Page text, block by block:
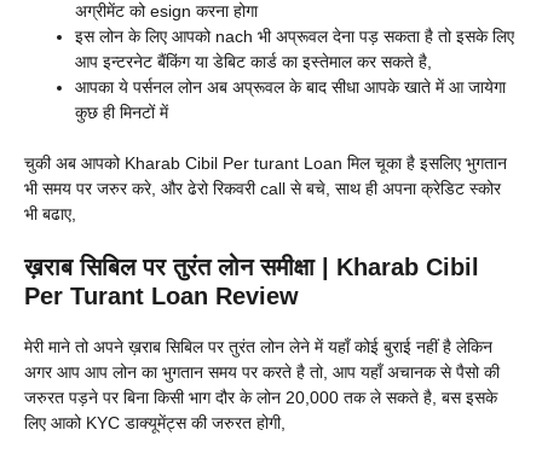
अग्रीमेंट को esign करना होगा
इस लोन के लिए आपको nach भी अप्रूवल देना पड़ सकता है तो इसके लिए
आप इन्टरनेट बैंकिंग या डेबिट कार्ड का इस्तेमाल कर सकते है,
आपका ये पर्सनल लोन अब अप्रूवल के बाद सीधा आपके खाते में आ जायेगा
कुछ ही मिनटों में
चुकी अब आपको Kharab Cibil Per turant Loan मिल चूका है इसलिए भुगतान
भी समय पर जरुर करे, और ढेरो रिकवरी call से बचे, साथ ही अपना क्रेडिट स्कोर
भी बढाए,
ख़राब सिबिल पर तुरंत लोन समीक्षा | Kharab Cibil
Per Turant Loan Review
मेरी माने तो अपने ख़राब सिबिल पर तुरंत लोन लेने में यहाँ कोई बुराई नहीं है लेकिन
अगर आप आप लोन का भुगतान समय पर करते है तो, आप यहाँ अचानक से पैसो की
जरुरत पड़ने पर बिना किसी भाग दौर के लोन 20,000 तक ले सकते है, बस इसके
लिए आको KYC डाक्यूमेंट्स की जरुरत होगी,